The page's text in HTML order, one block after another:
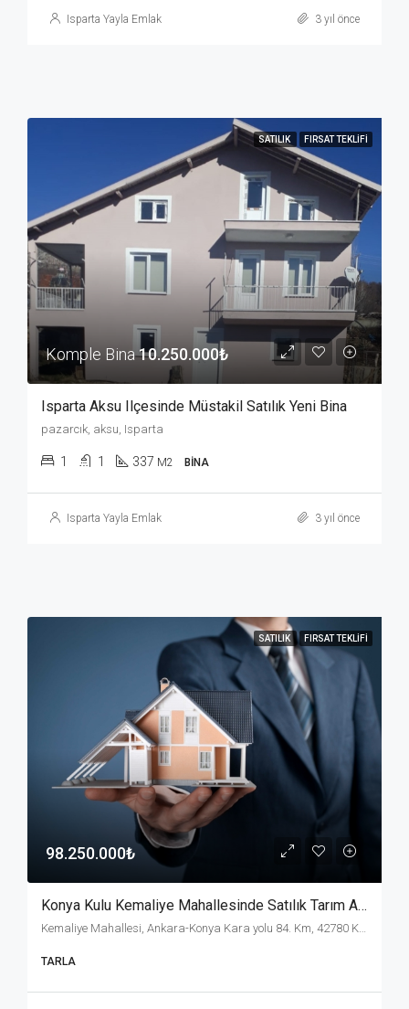
Isparta Yayla Emlak 3 yıl önce
SATILIK FIRSAT TEKLIFI
Komple Bina10.250.000₺
Isparta Aksu Ilçesinde Müstakil Satılık Yeni Bina
pazarcık, aksu, Isparta
1 1 337 M2 BINA
Isparta Yayla Emlak 3 yıl önce
SATILIK FIRSAT TEKLIFI
98.250.000₺
Konya Kulu Kemaliye Mahallesinde Satılık Tarım Arazisi
TARLA